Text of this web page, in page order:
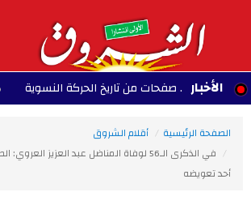
الأخبارصفحات من تاريخ الحركة النسوية 08/07
الصفحة الرئيسية
أقلام الشروق
في الذكرى الـ56 لوفاة المناضل عبد العزيز
أحد تعويضه